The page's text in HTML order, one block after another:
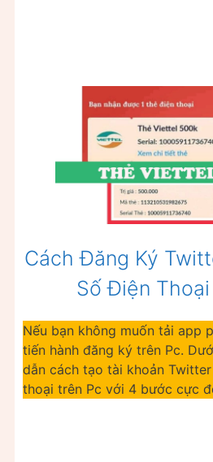
Cách Đăng Ký
Số Điện
Nếu bạn không muốn tải app
tiến hành đăng ký trên Pc.
dẫn cách tạo tài khoản
thoại trên Pc với 4 bước cực